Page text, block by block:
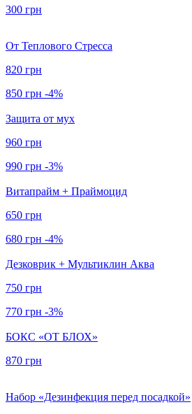
300 грн
От Теплового Стресса
820 грн
850 грн -4%
Защита от мух
960 грн
990 грн -3%
Витапрайм + Праймоцид
650 грн
680 грн -4%
Дезковрик + Мультиклин Аква
750 грн
770 грн -3%
БОКС «ОТ БЛОХ»
870 грн
Набор «Дезинфекция перед посадкой»